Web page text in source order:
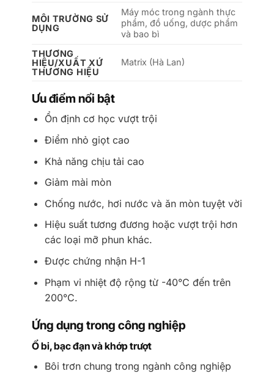
MÔI TRƯỜNG SỬ
DỤNG
Máy móc trong ngành thực
phẩm, đồ uống, dược phẩm
và bao bì
THƯƠNG
HIỆU/XUẤT XỨ
THƯƠNG HIỆU
Matrix (Hà Lan)
Ưu điểm nổi bật
Ổn định cơ học vượt trội
Điểm nhỏ giọt cao
Khả năng chịu tải cao
Giảm mài mòn
Chống nước, hơi nước và ăn mòn tuyệt vời
Hiệu suất tương đương hoặc vượt trội hơn
các loại mỡ phun khác.
Được chứng nhận H-1
Phạm vi nhiệt độ rộng từ -40°C đến trên
200°C.
Ứng dụng trong công nghiệp
Ổ bi, bạc đạn và khớp trượt
Bôi trơn chung trong ngành công nghiệp